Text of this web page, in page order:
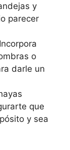
y
parecer
o
darle un
que
y sea